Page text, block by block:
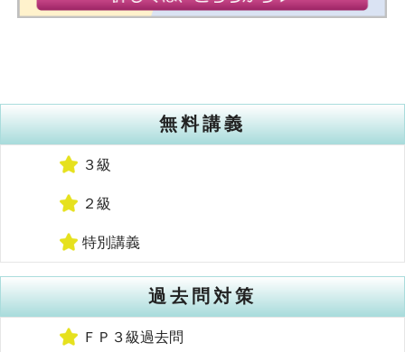
無料講義
３級
２級
特別講義
過去問対策
ＦＰ３級過去問